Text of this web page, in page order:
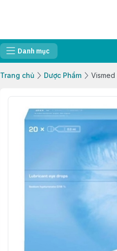
Danh mục
Trang chủ Dược Phẩm